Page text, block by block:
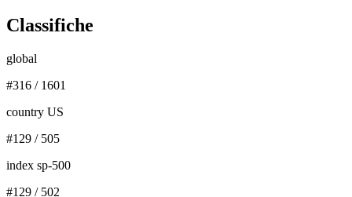
Classifiche
global
#316 / 1601
country US
#129 / 505
index sp-500
#129 / 502